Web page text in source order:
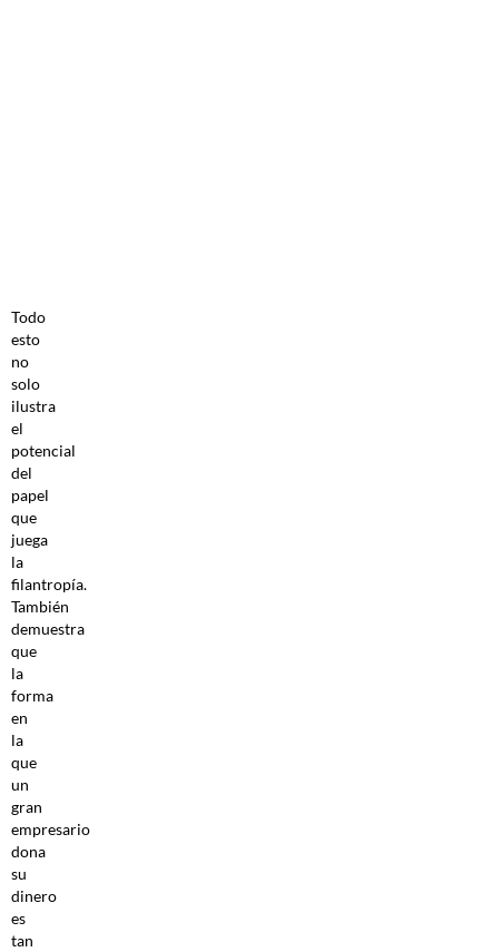
Todo
esto
no
solo
ilustra
el
potencial
del
papel
que
juega
la
filantropía.
También
demuestra
que
la
forma
en
la
que
un
gran
empresario
dona
su
dinero
es
tan